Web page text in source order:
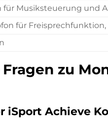
für Musiksteuerung und
für
zu
iSport Achieve